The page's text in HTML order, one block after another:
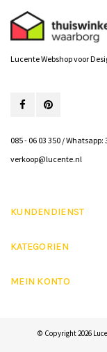
Lucente Webshop voor
085 - 06 03 350 / Whatsapp:
verkoop@lucente.nl
KUNDENDIENST
KATEGORIEN
MEIN KONTO
© Copyright 2026